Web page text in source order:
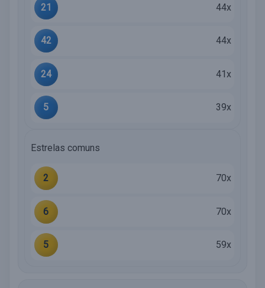
21 44x
42 44x
24 41x
5 39x
Estrelas comuns
2 70x
6 70x
5 59x